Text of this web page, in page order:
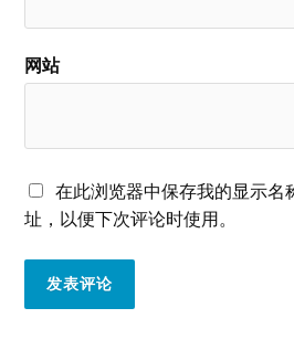
网站
在此浏览器中保存我的显示名
址，以便下次评论时使用。